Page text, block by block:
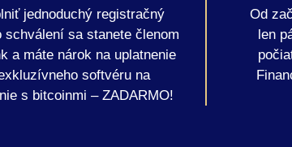
jednoduchý registračný
schválení sa stanete členom
a máte nárok na uplatnenie
softvéru na
s bitcoinmi – ZADARMO!
Od
len